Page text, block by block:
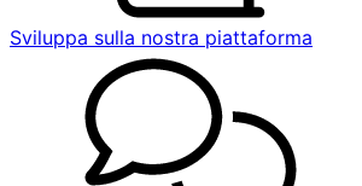
Sviluppa sulla nostra piattaforma